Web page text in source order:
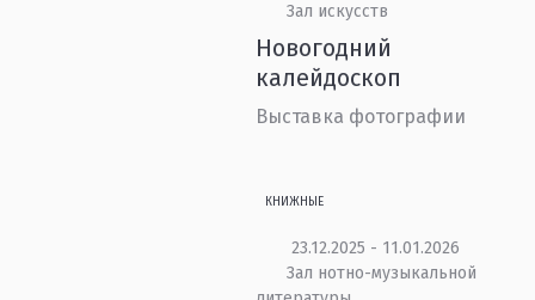
Зал искусств
Новогодний
калейдоскоп
Выставка фотографии
КНИЖНЫЕ
23.12.2025 - 11.01.2026
Зал нотно-музыкальной